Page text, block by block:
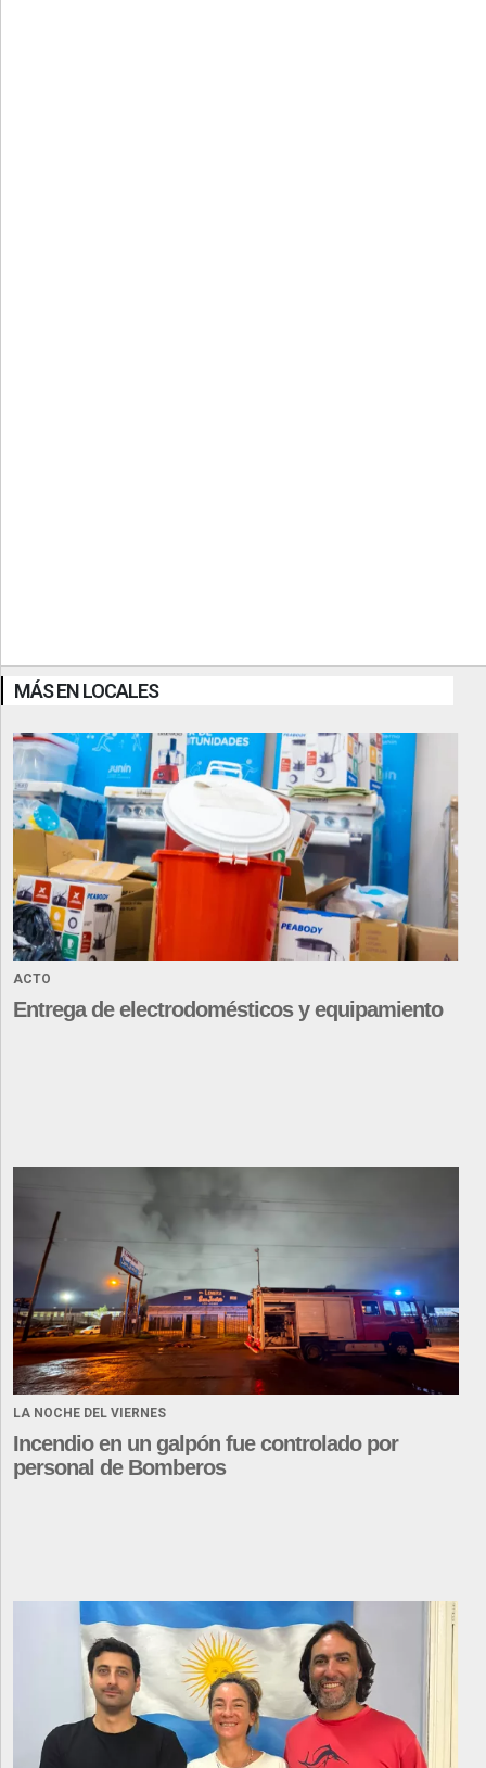
MÁS EN LOCALES
ACTO
Entrega de electrodomésticos y equipamiento
LA NOCHE DEL VIERNES
Incendio en un galpón fue controlado por
personal de Bomberos